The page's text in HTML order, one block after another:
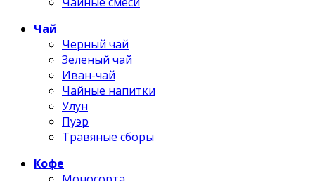
Чай
Черный чай
Зеленый чай
Иван-чай
Чайные напитки
Улун
Пуэр
Травяные сборы
Кофе